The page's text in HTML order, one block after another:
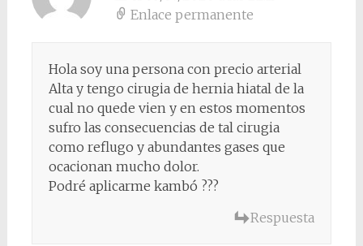
Enlace permanente
Hola soy una persona con precio arterial
Alta y tengo cirugia de hernia hiatal de la
cual no quede vien y en estos momentos
sufro las consecuencias de tal cirugia
como reflugo y abundantes gases que
ocacionan mucho dolor.
Podré aplicarme kambó ???
Respuesta